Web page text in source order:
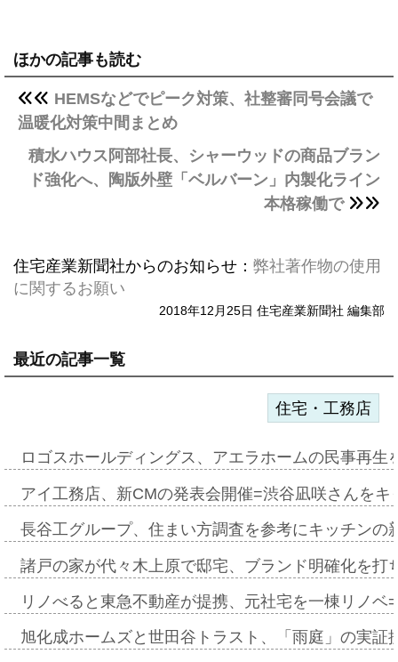
ほかの記事も読む
HEMSなどでピーク対策、社整審同号会議で
温暖化対策中間まとめ
積水ハウス阿部社長、シャーウッドの商品ブラン
ド強化へ、陶版外壁「ベルバーン」内製化ライン
本格稼働で
住宅産業新聞社からのお知らせ： 弊社著作物の使用
に関するお願い
2018年12月25日 住宅産業新聞社 編集部
最近の記事一覧
住宅・工務店
ロゴスホールディングス、アエラホームの民事再
アイ工務店、新CMの発表会開催=渋谷凪咲さんを
長谷工グループ、住まい方調査を参考にキッチン
諸戸の家が代々木上原で邸宅、ブランド明確化を
リノべると東急不動産が提携、元社宅を一棟リノ
旭化成ホームズと世田谷トラスト、「雨庭」の実